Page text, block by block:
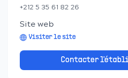
+212 5 35 61 82 26
Site web
Visiter le site
Contacter